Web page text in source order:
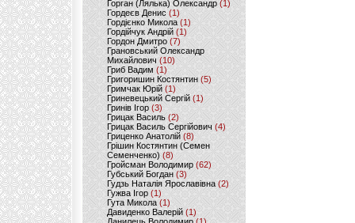
Горган (Лялька) Олександр(1)
Гордеєв Денис (1)
Гордієнко Микола (1)
Гордійчук Андрій (1)
Гордон Дмитро (7)
Грановський Олександр
Михайлович (10)
Гриб Вадим (1)
Григоришин Костянтин (5)
Гримчак Юрій(1)
Гриневецький Сергій(1)
Гринів Ігор (3)
Грицак Василь (2)
Грицак Василь Сергійович (4)
Гриценко Анатолій (8)
Грішин Костянтин (Семен
Семенченко)(8)
Гройсман Володимир(62)
Губський Богдан (3)
Гудзь Наталія Ярославівна(2)
Гужва Ігор (1)
Гута Микола (1)
Давиденко Валерій (1)